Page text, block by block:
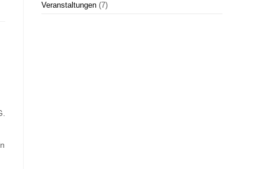
Veranstaltungen (7)